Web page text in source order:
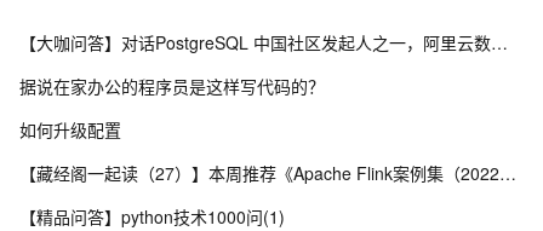
【大咖问答】对话PostgreSQL 中国社区发起人之一，阿里云数据库高级专家 德哥
据说在家办公的程序员是这样写代码的？
如何升级配置
【藏经阁一起读（27）】本周推荐《Apache Flink案例集（2022版）》，你有哪些心得？
【精品问答】python技术1000问(1)